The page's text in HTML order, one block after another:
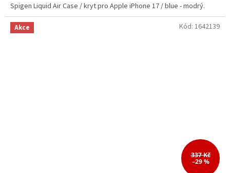
Spigen Liquid Air Case / kryt pro Apple iPhone 17 / blue - modrý.
Akce
337 Kč
–29 %
Kód: 1642139